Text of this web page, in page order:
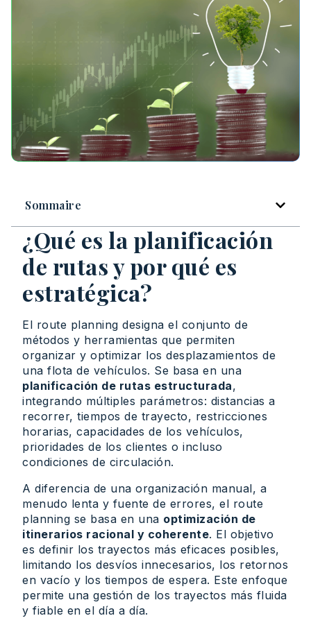
Sommaire
¿Qué es la planificación
de rutas y por qué es
estratégica?
El route planning designa el conjunto de
métodos y herramientas que permiten
organizar y optimizar los desplazamientos de
una flota de vehículos. Se basa en una
planificación de rutas estructurada,
integrando múltiples parámetros: distancias a
recorrer, tiempos de trayecto, restricciones
horarias, capacidades de los vehículos,
prioridades de los clientes o incluso
condiciones de circulación.
A diferencia de una organización manual, a
menudo lenta y fuente de errores, el route
planning se basa en una optimización de
itinerarios racional y coherente. El objetivo
es definir los trayectos más eficaces posibles,
limitando los desvíos innecesarios, los retornos
en vacío y los tiempos de espera. Este enfoque
permite una gestión de los trayectos más fluida
y fiable en el día a día.